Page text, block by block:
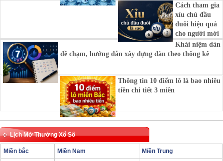
Cách tham gia
xỉu chủ đầu
đuôi hiệu quả
cho người mới
Khái niệm dàn
đề chạm, hướng dẫn xây dựng dàn theo thống kê
Thông tin 10 điểm lô là bao nhiêu
tiền chi tiết 3 miền
Lịch Mở Thưởng Xổ Số
Miền bắc Miền Nam Miền Trung